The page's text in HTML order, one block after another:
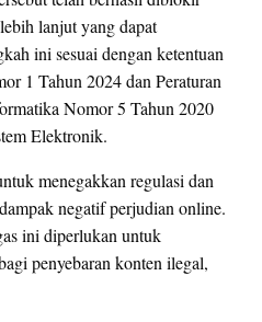
lanjut yang dapat
ini sesuai dengan ketentuan
1 Tahun 2024 dan Peraturan
Nomor 5 Tahun 2020
Elektronik.
menegakkan regulasi dan
negatif perjudian online.
ini diperlukan untuk
penyebaran konten ilegal,